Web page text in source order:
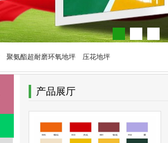
聚氨酯超耐磨环氧地坪 压花地坪
产品展厅